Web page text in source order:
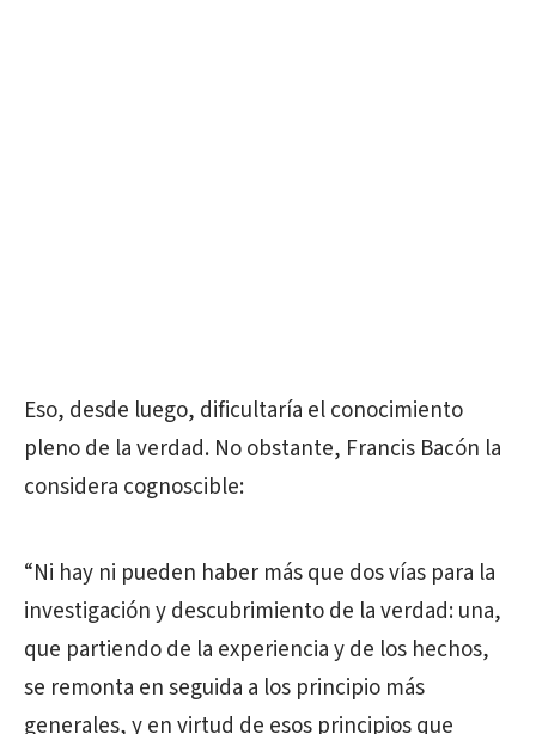
Eso, desde luego, dificultaría el conocimiento
pleno de la verdad. No obstante, Francis Bacón la
considera cognoscible:
“Ni hay ni pueden haber más que dos vías para la
investigación y descubrimiento de la verdad: una,
que partiendo de la experiencia y de los hechos,
se remonta en seguida a los principio más
generales, y en virtud de esos principios que